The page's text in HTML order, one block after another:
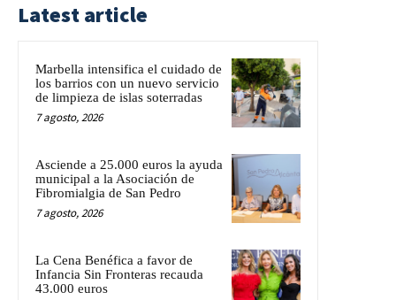
Latest article
Marbella intensifica el cuidado de
los barrios con un nuevo servicio
de limpieza de islas soterradas
7 agosto, 2026
Asciende a 25.000 euros la ayuda
municipal a la Asociación de
Fibromialgia de San Pedro
7 agosto, 2026
La Cena Benéfica a favor de
Infancia Sin Fronteras recauda
43.000 euros